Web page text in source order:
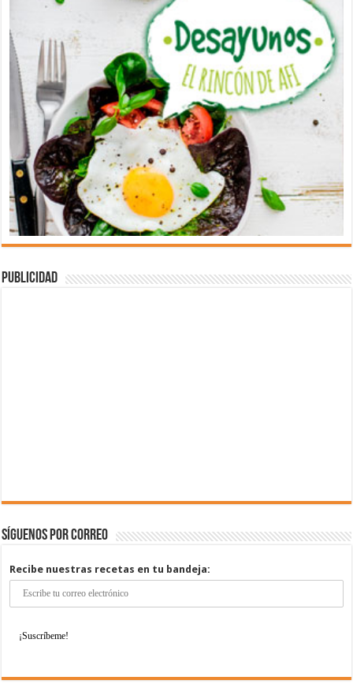
Publicidad
Síguenos por correo
Recibe nuestras recetas en tu bandeja: